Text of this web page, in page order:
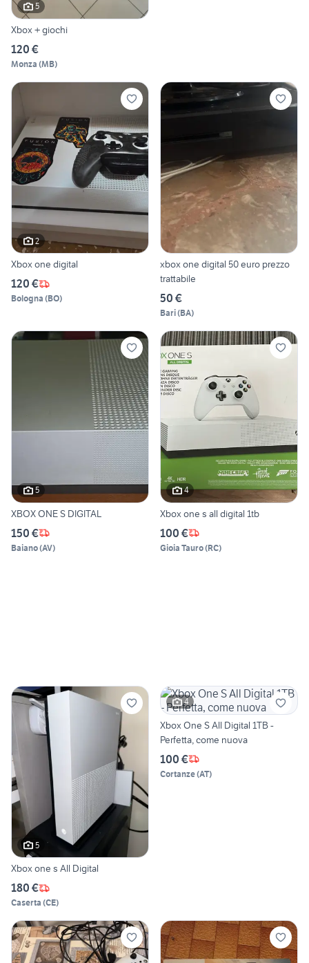
5
Xbox + giochi
120 €
Monza (MB)
2
Xbox one digital
120 €
Bologna (BO)
xbox one digital 50 euro prezzo
trattabile
50 €
Bari(BA)
5
XBOX ONE S DIGITAL
150 €
Baiano(AV)
4
Xbox one s all digital 1tb
100 €
Gioia Tauro(RC)
5
Xbox one s All Digital
180 €
Caserta (CE)
4
Xbox One S All Digital 1TB -
Perfetta, come nuova
100 €
Cortanze(AT)